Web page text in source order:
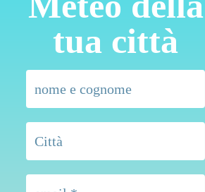
tua città